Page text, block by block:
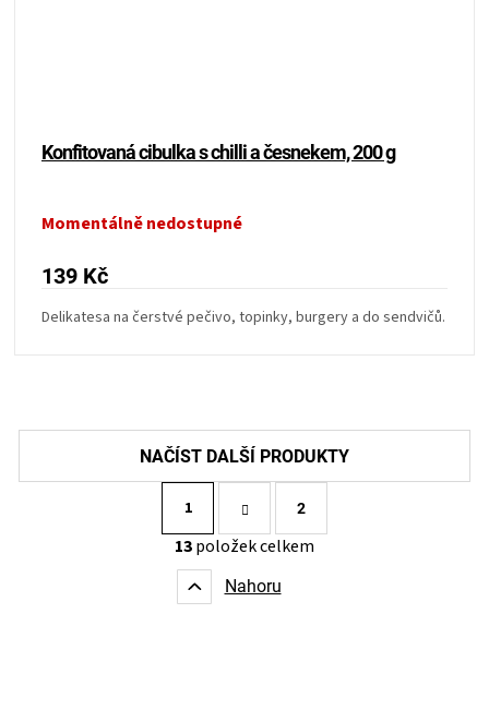
Konfitovaná cibulka s chilli a česnekem, 200 g
Momentálně nedostupné
139 Kč
Delikatesa na čerstvé pečivo, topinky, burgery a do sendvičů.
O
v
á
t
á
k
1 2
13položek celkem
Nahoru